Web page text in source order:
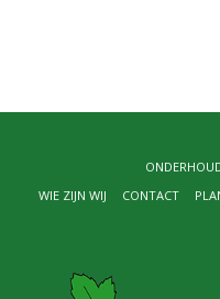
CONTACT
WIE ZIJN WIJ